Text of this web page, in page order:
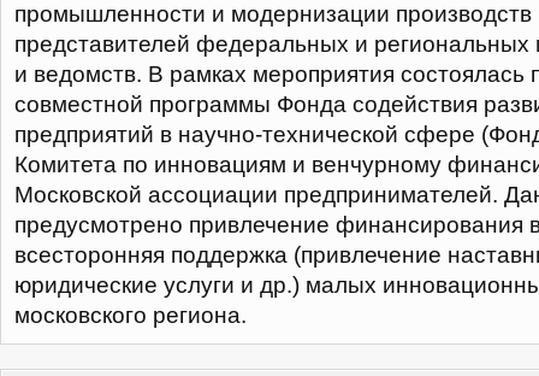
промышленности и модернизации
представителей федеральных и региональных
и ведомств. В рамках мероприятия состоялась
совместной программы Фонда содействия
предприятий в научно-технической сфере
Комитета по инновациям и венчурному
Московской ассоциации предпринимателей.
предусмотрено привлечение финансирования
всесторонняя поддержка (привлечение
юридические услуги и др.) малых
московского региона.